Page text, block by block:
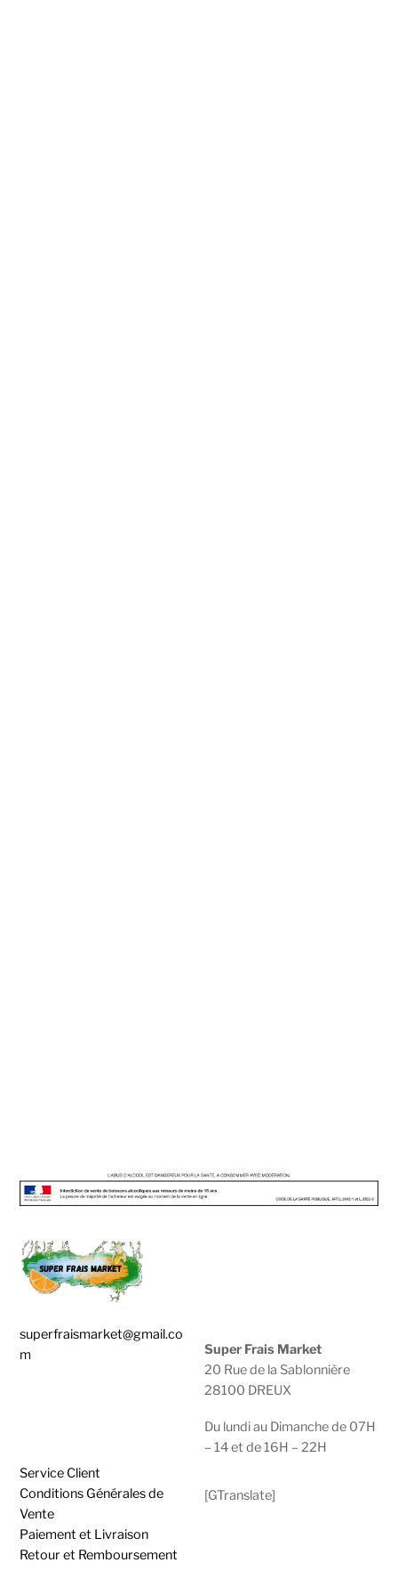
superfraismarket@gmail.co
m
Service Client
Conditions Générales de
Vente
Paiement et Livraison
Retour et Remboursement
Super Frais Market
20 Rue de la Sablonnière
28100 DREUX
Du lundi au Dimanche de 07H
– 14 et de 16H – 22H
[GTranslate]